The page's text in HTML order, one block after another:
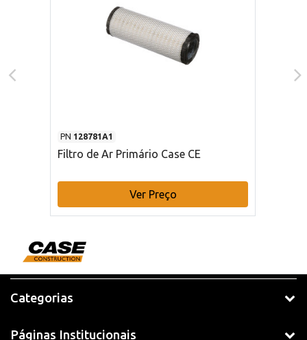
PN 128781A1
Filtro de Ar Primário Case CE
Ver Preço
Categorias
Páginas Institucionais